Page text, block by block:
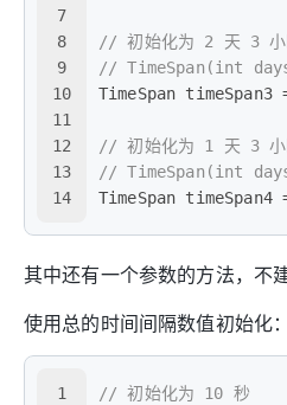
7
8
9
10
11
12
13
14
// 初始化为 2 天 3
// TimeSpan(int
TimeSpan timeSpan3
// 初始化为 1 天 3
// TimeSpan(int
TimeSpan timeSpan4
其中还有一个参数的方法，不
使用总的时间间隔数值初始化：
1
// 初始化为 10 秒